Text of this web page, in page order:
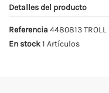
Detalles del producto
Referencia 4480813
En stock1 Artículos